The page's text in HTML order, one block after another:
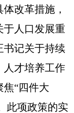
改革措施，
于人口发展重
书记关于持续
人才培养工作
焦“四件大
此项政策的实